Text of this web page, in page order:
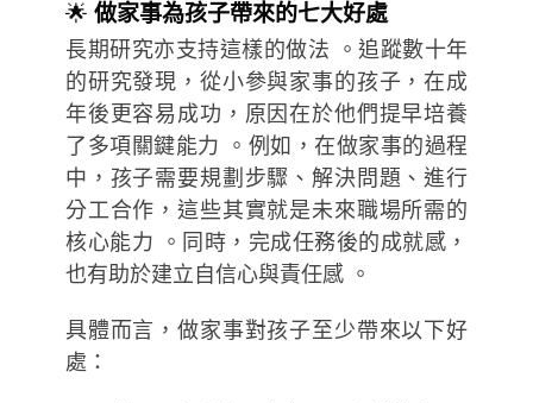
🌟 做家事為孩子帶來的七大好處
長期研究亦支持這樣的做法 。追蹤數十年
的研究發現，從小參與家事的孩子，在成
年後更容易成功，原因在於他們提早培養
了多項關鍵能力 。例如，在做家事的過程
中，孩子需要規劃步驟、解決問題、進行
分工合作，這些其實就是未來職場所需的
核心能力 。同時，完成任務後的成就感，
也有助於建立自信心與責任感 。
具體而言，做家事對孩子至少帶來以下好
處：